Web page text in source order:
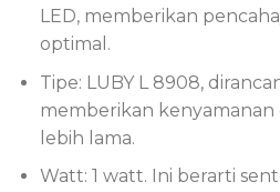
LED, memberikan
optimal.
Tipe: LUBY L 8908,
memberikan kenyamanan
lebih lama.
Watt: 1 watt. Ini berarti